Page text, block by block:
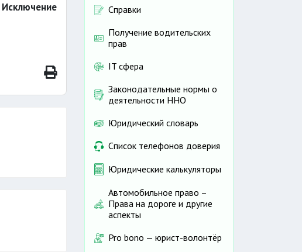
Исключение
Справки
Получение водительских
прав
IT сфера
Законодательные нормы о
деятельности ННО
Юридический словарь
Список телефонов доверия
Юридические калькуляторы
Автомобильное право –
Права на дороге и другие
аспекты
Pro bono — юрист-волонтёр